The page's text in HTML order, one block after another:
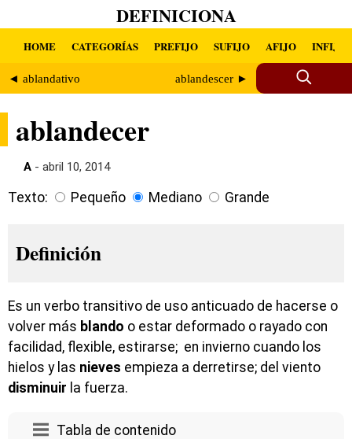
DEFINICIONA
HOME CATEGORÍAS PREFIJO SUFIJO AFIJO INFIJO
◄ ablandativo ablandescer ►
ablandecer
A - abril 10, 2014
Texto: Pequeño Mediano Grande
Definición
Es un verbo transitivo de uso anticuado de hacerse o
volver más blando o estar deformado o rayado con
facilidad, flexible, estirarse; en invierno cuando los
hielos y las nieves empieza a derretirse; del viento
disminuir la fuerza.
Tabla de contenido